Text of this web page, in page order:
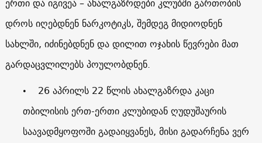
დროს იღებდნენ ნარკოტიკს, შემდეგ მიდიოდნენ
სახლში, იძინებდნენ და დილით ოჯახის წევრები მათ
გარდაცვლილებს პოულობდნენ.
• 26 აპრილს 22 წლის ახალგაზრდა კაცი
თბილისის ერთ-ერთი კლუბიდან ღუდუშაურის
საავადმყოფოში გადაიყვანეს, მისი გადარჩენა ვერ